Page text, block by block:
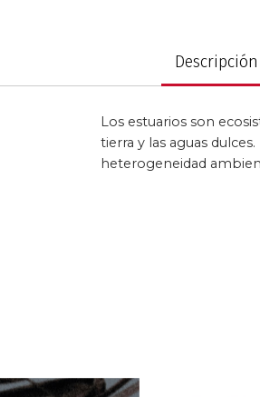
Política y gobierno
Descripción
Los estuarios son
tierra y las aguas
heterogeneidad